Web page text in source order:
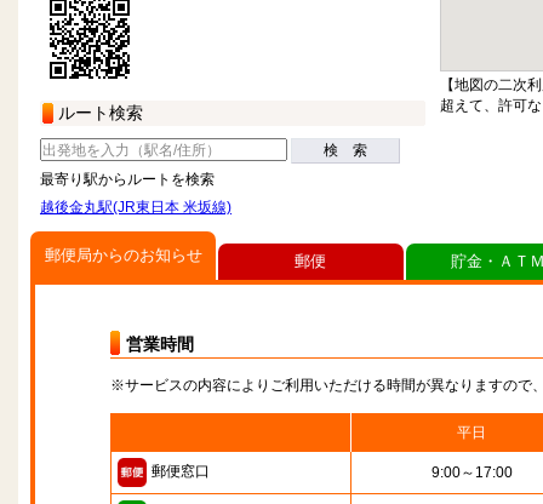
ルート検索
検 索
最寄り駅からルートを検索
越後金丸駅(JR東日本 米坂線)
【地図の二次
超えて、許可
郵便局からのお知らせ
営業時間
※サービスの内容によりご利用いただける時間が異なりますので
平日
郵便窓口 9:00～17:00
郵便 貯金・ＡＴ